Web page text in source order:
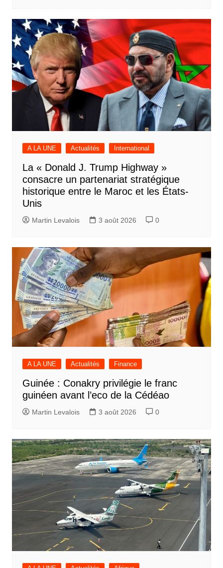
A LA UNE Actualités International
La « Donald J. Trump Highway »
consacre un partenariat stratégique
historique entre le Maroc et les États-
Unis
Martin Levalois 3 août 2026 0
A LA UNE Actualités Finance
Guinée : Conakry privilégie le franc
guinéen avant l’eco de la Cédéao
Martin Levalois 3 août 2026 0